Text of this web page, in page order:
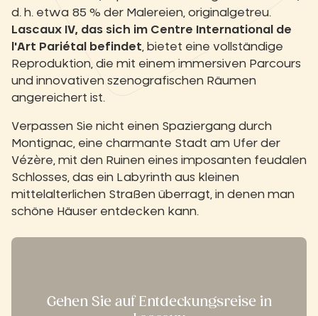
Gehen Sie auf Entdeckungsreise in
d. h. etwa 85 % der Malereien, originalgetreu.
Lascaux IV, das sich im Centre International de
l'Art Pariétal befindet , bietet eine vollständige
Reproduktion, die mit einem immersiven Parcours
und innovativen szenografischen Räumen
angereichert ist.
Verpassen Sie nicht einen Spaziergang durch
Montignac, eine charmante Stadt am Ufer der
Vézère, mit den Ruinen eines imposanten feudalen
Schlosses, das ein Labyrinth aus kleinen
mittelalterlichen Straßen überragt, in denen man
schöne Häuser entdecken kann.